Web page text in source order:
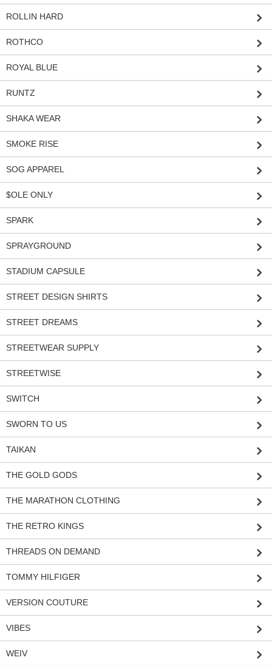
ROLLIN HARD
ROTHCO
ROYAL BLUE
RUNTZ
SHAKA WEAR
SMOKE RISE
SOG APPAREL
$OLE ONLY
SPARK
SPRAYGROUND
STADIUM CAPSULE
STREET DESIGN SHIRTS
STREET DREAMS
STREETWEAR SUPPLY
STREETWISE
SWITCH
SWORN TO US
TAIKAN
THE GOLD GODS
THE MARATHON CLOTHING
THE RETRO KINGS
THREADS ON DEMAND
TOMMY HILFIGER
VERSION COUTURE
VIBES
WEIV